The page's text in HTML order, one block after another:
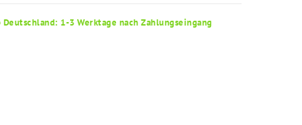
1-3 Werktage nach Zahlungseingang